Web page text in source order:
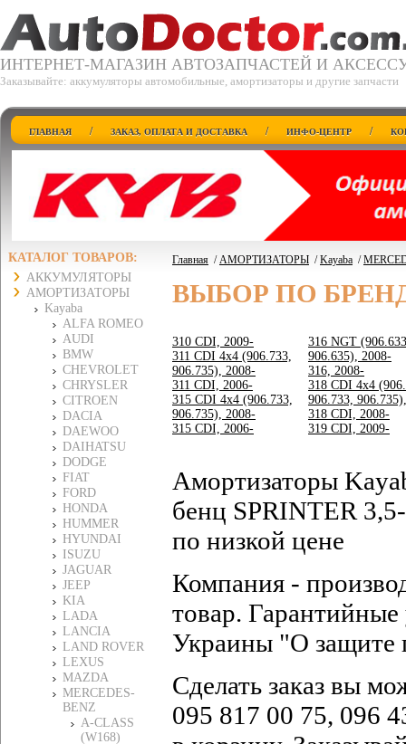
ИНТЕРНЕТ-МАГАЗИН АВТОЗАПЧАСТЕЙ И
Заказывайте: аккумуляторы автомобильные, амортизаторы и другие запчасти
ГЛАВНАЯ / ЗАКАЗ, ОПЛАТА И ДОСТАВКА / ИНФО-ЦЕНТР /
КАТАЛОГ ТОВАРОВ:
АККУМУЛЯТОРЫ
АМОРТИЗАТОРЫ
Kayaba
ALFA ROMEO
AUDI
BMW
CHEVROLET
CHRYSLER
CITROEN
DACIA
DAEWOO
DAIHATSU
DODGE
FIAT
FORD
HONDA
HUMMER
HYUNDAI
ISUZU
JAGUAR
JEEP
KIA
LADA
LANCIA
LAND ROVER
LEXUS
MAZDA
MERCEDES-
BENZ
A-CLASS
(W168)
Главная /АМОРТИЗАТОРЫ /Kayaba /
ВЫБОР ПО
310 CDI, 2009-
311 CDI 4x4 (906.733,
906.735), 2008-
311 CDI, 2006-
315 CDI 4x4 (906.733,
906.735), 2008-
315 CDI, 2006-
316 NGT
906.635), 2008-
316, 2008-
318 CDI 4x4
906.733,
318 CDI, 2008-
319 CDI, 2009-
Амортизаторы
бенц SPRINTER
по низкой цене
Компания -
товар. Гарантийные
Украины "О защите
Сделать заказ вы
095 817 00 75, 096